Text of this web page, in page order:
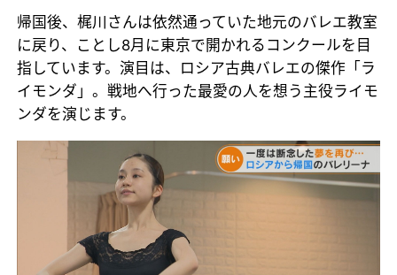
帰国後、梶川さんは依然通っていた地元のバレエ教室
に戻り、ことし8月に東京で開かれるコンクールを目
指しています。演目は、ロシア古典バレエの傑作「ラ
イモンダ」。戦地へ行った最愛の人を想う主役ライモ
ンダを演じます。